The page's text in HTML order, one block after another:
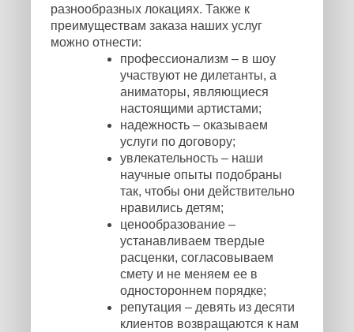
разнообразных локациях. Также к
преимуществам заказа наших услуг
можно отнести:
профессионализм – в шоу
участвуют не дилетанты, а
аниматоры, являющиеся
настоящими артистами;
надежность – оказываем
услуги по договору;
увлекательность – наши
научные опыты подобраны
так, чтобы они действительно
нравились детям;
ценообразование –
устанавливаем твердые
расценки, согласовываем
смету и не меняем ее в
одностороннем порядке;
репутация – девять из десяти
клиентов возвращаются к нам